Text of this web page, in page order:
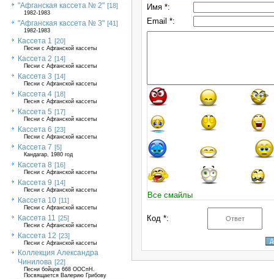
"Афганская кассета № 2" [18]
1982-1983
"Афганская кассета № 3" [41]
1982-1983
Кассета 1 [20]
Песни с Афганской кассеты
Кассета 2 [14]
Песни с Афганской кассеты
Кассета 3 [14]
Песни с Афганской кассеты
Кассета 4 [18]
Песня с Афганской кассеты
Кассета 5 [17]
Песни с Афганской кассеты
Кассета 6 [23]
Песни с Афганской кассеты
Кассета 7 [5]
Кандагар, 1980 год
Кассета 8 [16]
Песни с Афганской кассеты
Кассета 9 [14]
Песни с Афганской кассеты
Кассета 10 [11]
Песни с Афганской кассеты
Кассета 11 [25]
Песни с Афганской кассеты
Кассета 12 [23]
Песни с Афганской кассеты
Коллекция Александра
Чинилова [22]
Песни бойцов 668 ООСпН.
Посвящается Валерию Грибову
Имя *:
Email *:
Все смайлы
Код *: